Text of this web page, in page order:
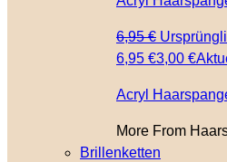
6,95€
6,95 €3,00 €
Acryl
More From
Brillenketten